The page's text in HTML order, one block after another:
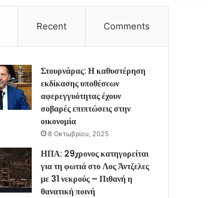
Recent Comments
Στουρνάρας: Η καθυστέρηση
εκδίκασης υποθέσεων
αφερεγγυότητας έχουν
σοβαρές επιπτώσεις στην
οικονομία
8 Οκτωβρίου, 2025
ΗΠΑ: 29χρονος κατηγορείται
για τη φωτιά στο Λος Άντζελες
με 31 νεκρούς – Πιθανή η
θανατική ποινή